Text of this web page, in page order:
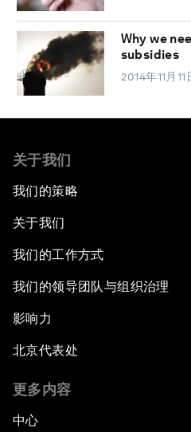
Why we
subsidies
2014年11月11
关于我们
我们的策略
关于我们
我们的工作方式
我们的领导团队与组织治理
影响力
北京代表处
更多内容
中心